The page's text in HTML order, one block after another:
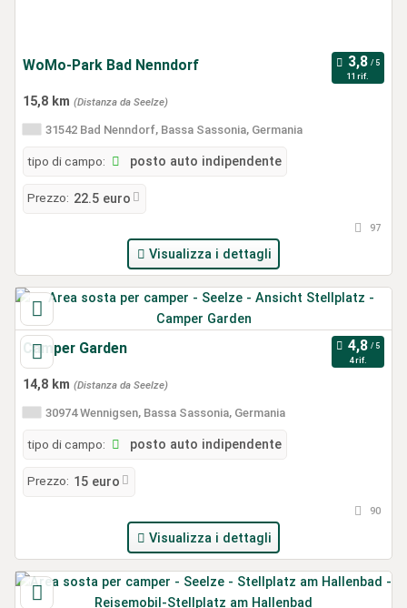
WoMo-Park Bad Nenndorf
11 rif.
15,8 km (Distanza da Seelze)
31542 Bad Nenndorf, Bassa Sassonia, Germania
tipo di campo: posto auto indipendente
Prezzo: 22.5 euro
97
Visualizza i dettagli
Camper Garden
4 rif.
14,8 km (Distanza da Seelze)
30974 Wennigsen, Bassa Sassonia, Germania
tipo di campo: posto auto indipendente
Prezzo: 15 euro
90
Visualizza i dettagli